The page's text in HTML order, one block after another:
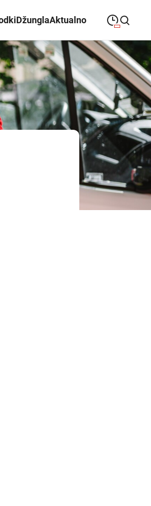
DžunglaAktualno
ponedeljek
PONEDELJEK 09:00— 21:00
torek
TOREK 09:00 21:00
sreda
SREDA 09:00 —21:00
09:00 — 21:00
09:00—21:00
08:00—21:00